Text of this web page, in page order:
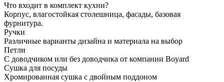
Что входит в комплект кухни?
Корпус, влагостойкая столешница, фасады, базовая
фурнитура.
Ручки
Различные варианты дизайна и материала на выбор
Петли
С доводчиком или без доводчика от компании Boyard
Сушка для посуды
Хромированная сушка с двойным поддоном